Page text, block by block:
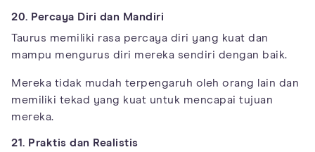
20. Percaya Diri dan Mandiri
Taurus memiliki rasa percaya diri yang kuat dan
mampu mengurus diri mereka sendiri dengan baik.
Mereka tidak mudah terpengaruh oleh orang lain dan
memiliki tekad yang kuat untuk mencapai tujuan
mereka.
21. Praktis dan Realistis